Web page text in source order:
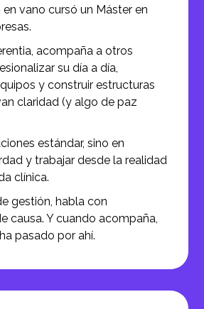
vano cursó un Máster en
acompaña a otros
su día a día,
y construir estructuras
claridad (y algo de paz
estándar, sino en
y trabajar desde la realidad
clínica.
gestión, habla con
causa. Y cuando acompaña,
pasado por ahí.